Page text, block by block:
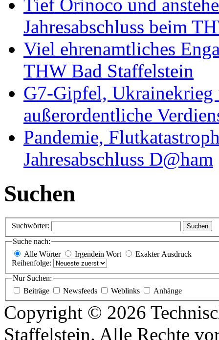
Tief Orinoco und
Jahresabschluss beim
Viel ehrenamtliches
THW Bad Staffelstein
G7-Gipfel, Ukrainekrieg
außerordentliche
Pandemie,
Jahresabschluss D@ham
Suchen
Suchwörter: Suchen
Suche nach:
Alle Wörter
Irgendein Wort
Exakter Ausdruck
Reihenfolge:
Nur Suchen:
Beiträge
Newsfeeds Weblinks Anhänge
Copyright © 2026
Staffelstein. Alle Rechte